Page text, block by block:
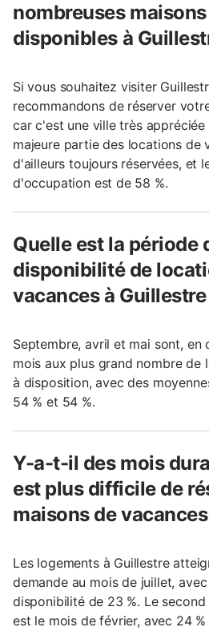
nombreuses
disponibles à
Si vous souhaitez visiter
recommandons de réserver
car c'est une ville très appréciée
majeure partie des locations de
d'ailleurs toujours réservées, et
d'occupation est de 58 %.
Quelle est la période
disponibilité de
vacances à Guillestre
Septembre, avril et mai sont, en
mois aux plus grand nombre de
à disposition, avec des
54 % et 54 %.
Y-a-t-il des mois
est plus difficile de
maisons de
Les logements à Guillestre
demande au mois de juillet,
disponibilité de 23 %. Le
est le mois de février, avec 24